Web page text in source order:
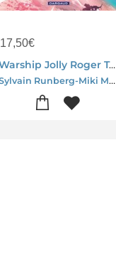
17,50€
Warship Jolly Roger Tome 4 : Dernieres Volontes
Sylvain Runberg-Miki Montllo